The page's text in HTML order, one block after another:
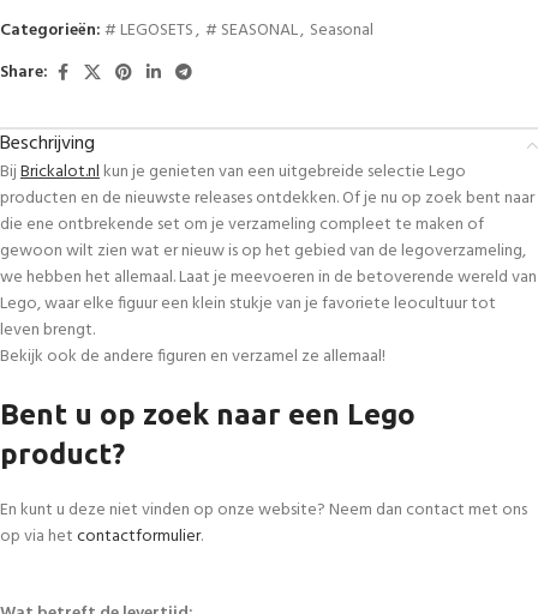
Categorieën:# LEGOSETS, # SEASONAL, Seasonal
Share:
Beschrijving
BijBrickalot.nlkun je genieten van een uitgebreide selectie Lego
producten en de nieuwste releases ontdekken. Of je nu op zoek bent naar
die ene ontbrekende set om je verzameling compleet te maken of
gewoon wilt zien wat er nieuw is op het gebied van de legoverzameling,
we hebben het allemaal. Laat je meevoeren in de betoverende wereld van
Lego, waar elke figuur een klein stukje van je favoriete leocultuur tot
leven brengt.
Bekijk ook de andere figuren en verzamel ze allemaal!
Bent u op zoek naar een Lego
product?
En kunt u deze niet vinden op onze website? Neem dan contact met ons
op via hetcontactformulier.